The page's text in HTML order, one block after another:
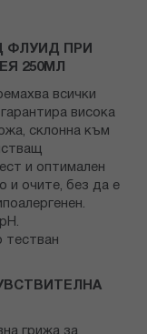
ФЛУИД ПРИ
250МЛ
всички
висока
склонна към
и оптимален
и очите, без да е
тестван